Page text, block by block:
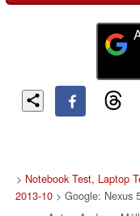
> Notebook Test, Laptop
2013-10 > Google: Nexus